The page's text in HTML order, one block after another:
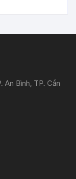
An Bình, TP. Cần